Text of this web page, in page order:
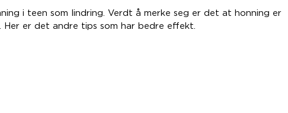
i teen som lindring. Verdt å merke seg er det at honning er
er det andre tips som har bedre effekt.